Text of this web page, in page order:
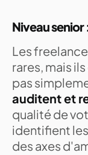
Niveau
Les
rares, mais
pas
auditent et
qualité de
identifient
des axes